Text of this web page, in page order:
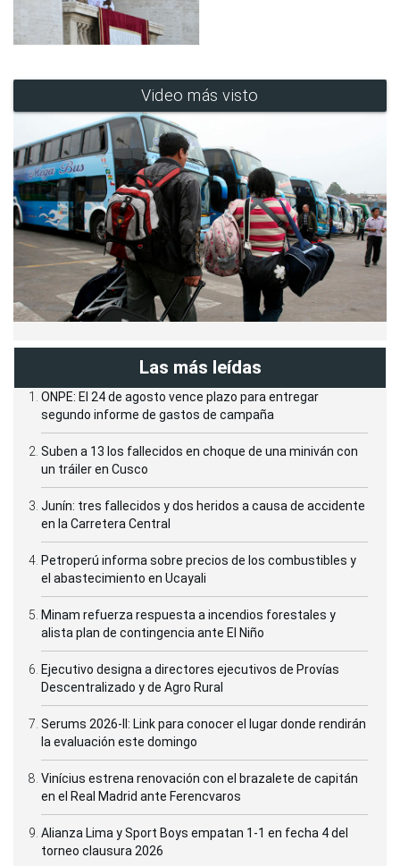
Video más visto
Las más leídas
ONPE: El 24 de agosto vence plazo para entregar
segundo informe de gastos de campaña
Suben a 13 los fallecidos en choque de una miniván con
un tráiler en Cusco
Junín: tres fallecidos y dos heridos a causa de accidente
en la Carretera Central
Petroperú informa sobre precios de los combustibles y
el abastecimiento en Ucayali
Minam refuerza respuesta a incendios forestales y
alista plan de contingencia ante El Niño
Ejecutivo designa a directores ejecutivos de Provías
Descentralizado y de Agro Rural
Serums 2026-II: Link para conocer el lugar donde rendirán
la evaluación este domingo
Vinícius estrena renovación con el brazalete de capitán
en el Real Madrid ante Ferencvaros
Alianza Lima y Sport Boys empatan 1-1 en fecha 4 del
torneo clausura 2026